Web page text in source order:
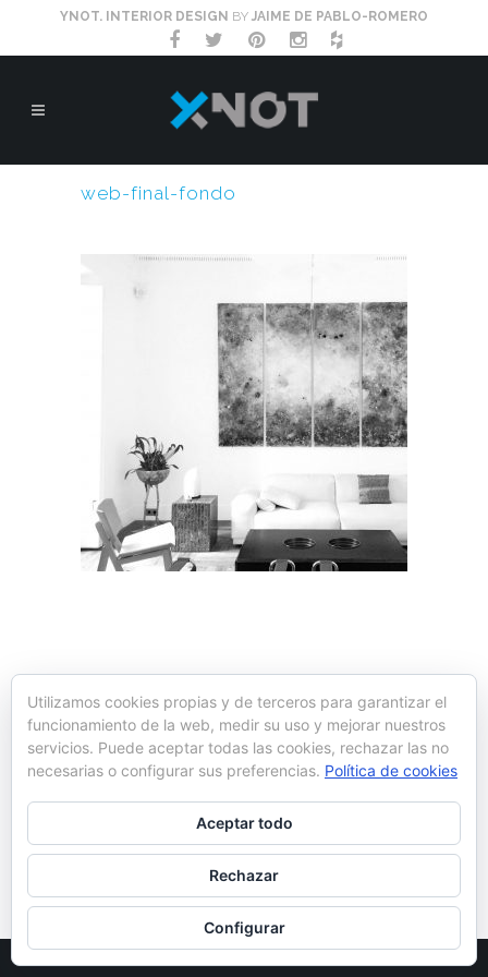
YNOT. INTERIOR DESIGN BY JAIME DE PABLO-ROMERO
web-final-fondo
Utilizamos cookies propias y de terceros para garantizar el
funcionamiento de la web, medir su uso y mejorar nuestros
servicios. Puede aceptar todas las cookies, rechazar las no
necesarias o configurar sus preferencias. Política de cookies
Aceptar todo
Rechazar
Configurar